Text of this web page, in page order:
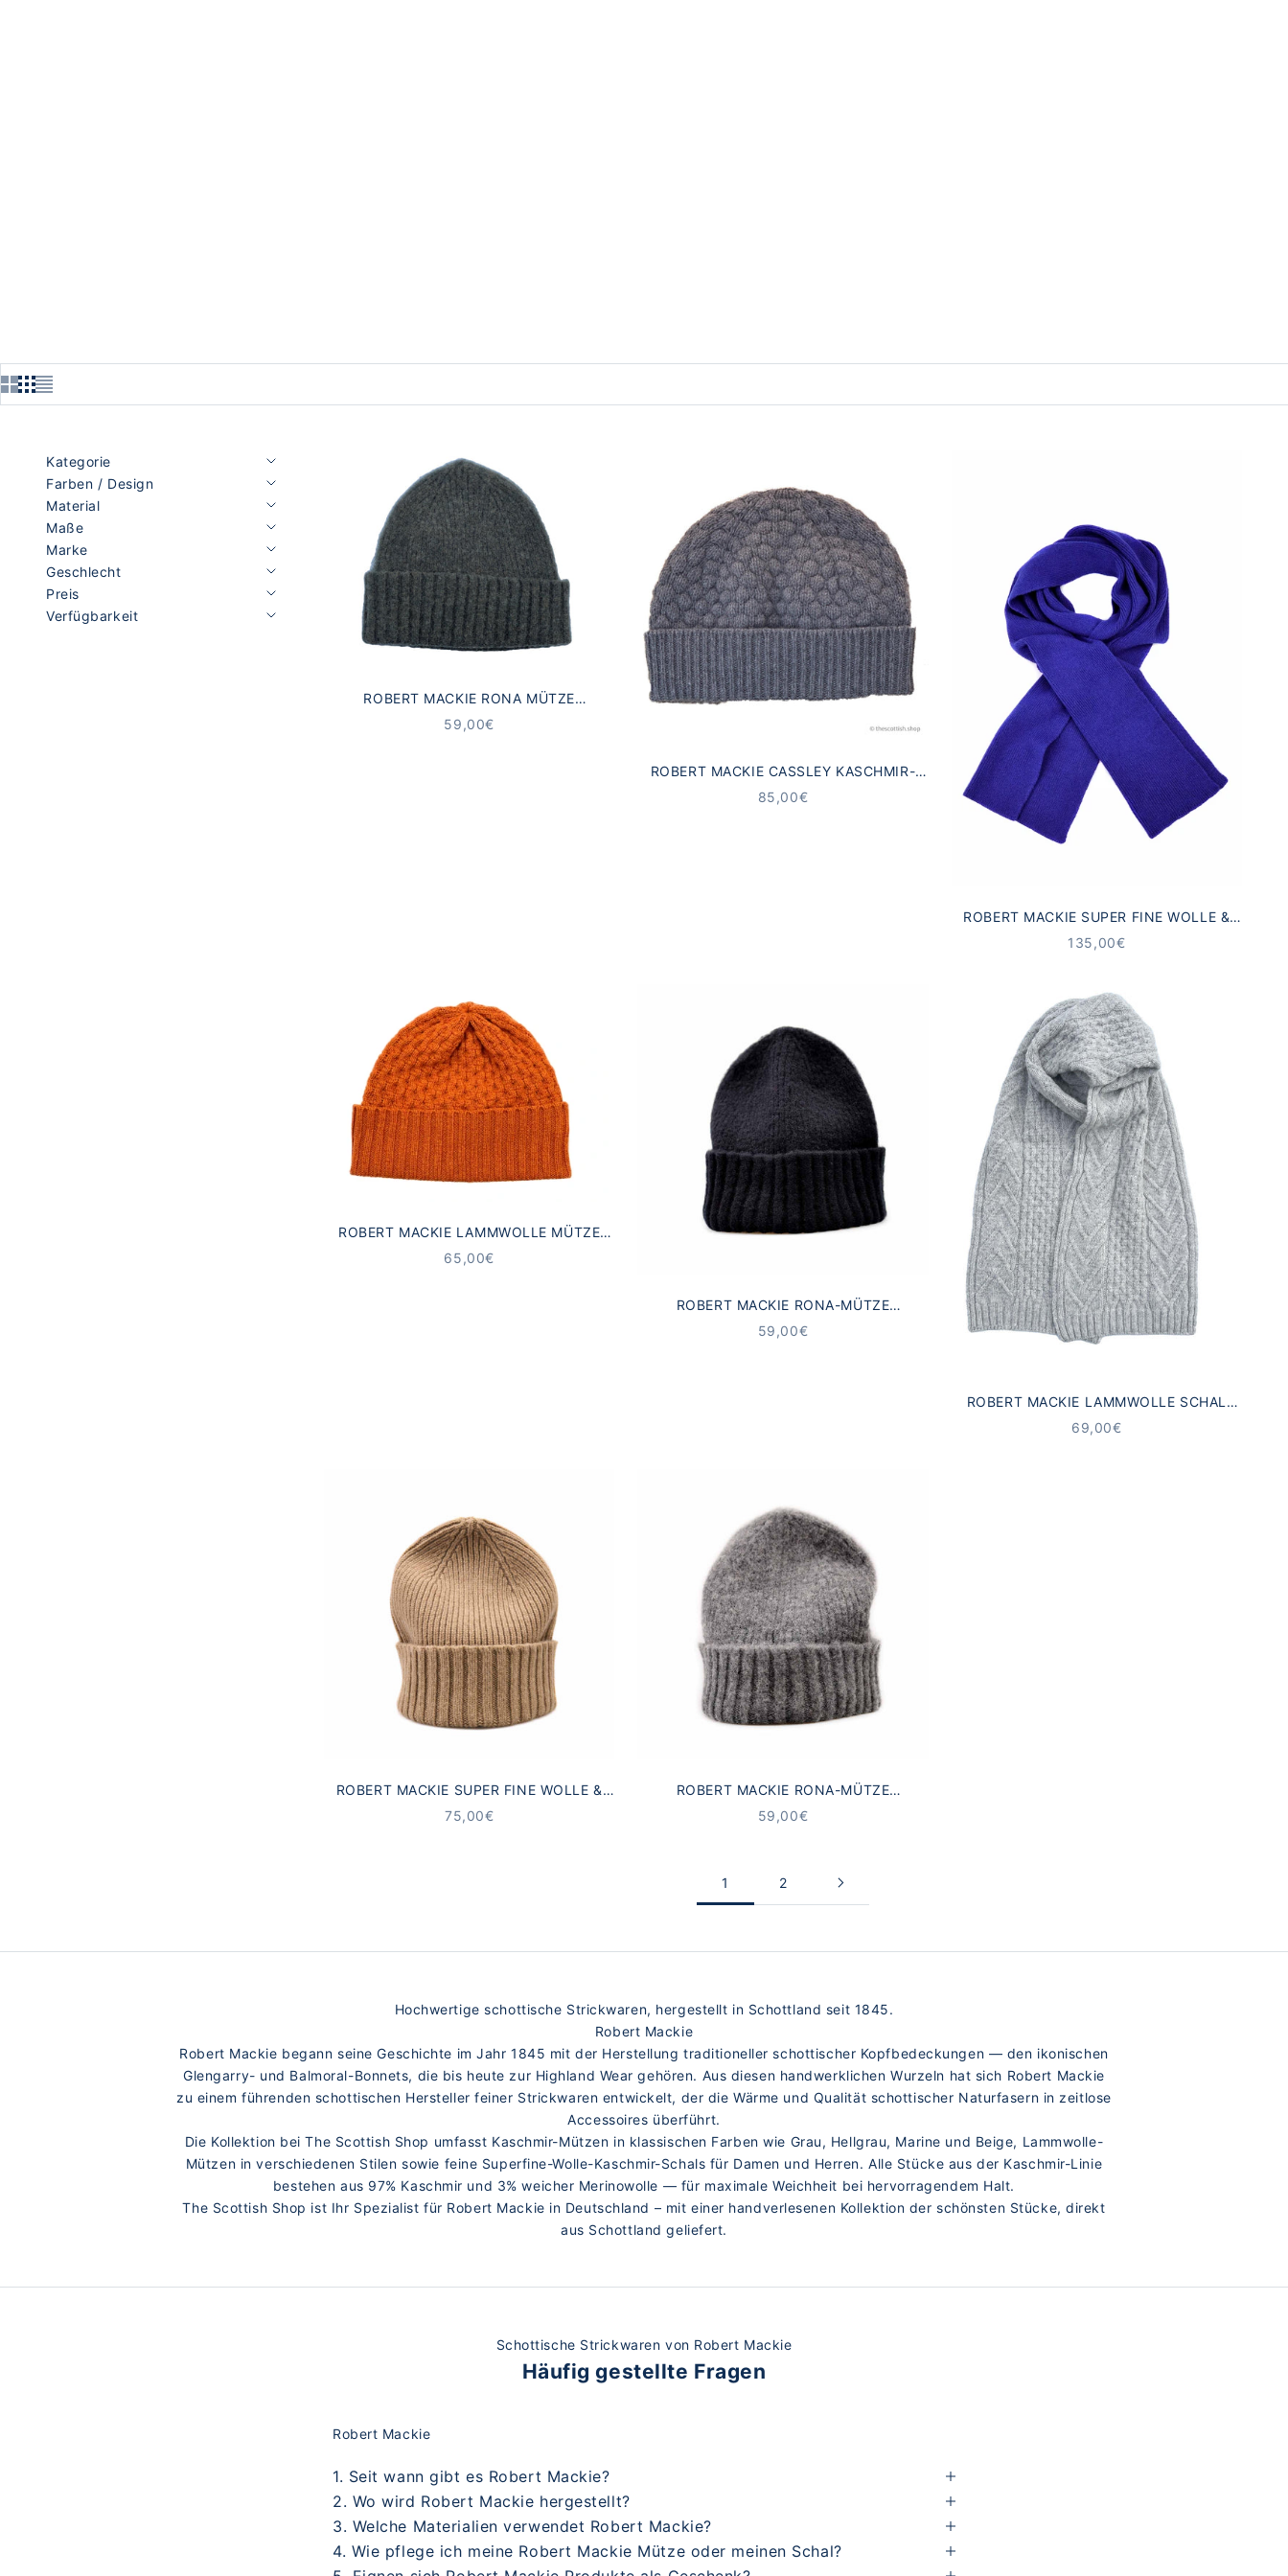
Kategorie
Farben / Design
Material
Maße
Marke
Geschlecht
Preis
Verfügbarkeit
ROBERT MACKIE RONA MÜTZE
SCHURWOLLE GRÜN
ANGEBOT
59,00€
ROBERT MACKIE CASSLEY KASCHMIR-
MÜTZE GRAU
ANGEBOT
85,00€
ROBERT MACKIE SUPER FINE WOLLE &
KASCHMIR SCHAL BLAU
ANGEBOT
135,00€
ROBERT MACKIE LAMMWOLLE MÜTZE
ESK
ANGEBOT
65,00€
ROBERT MACKIE RONA-MÜTZE
SCHURWOLLE SCHWARZ
ANGEBOT
59,00€
ROBERT MACKIE LAMMWOLLE SCHAL
ESK
ANGEBOT
69,00€
ROBERT MACKIE SUPER FINE WOLLE &
KASCHMIR MÜTZE BEIGE
ANGEBOT
75,00€
ROBERT MACKIE RONA-MÜTZE
SCHURWOLLE GRAU
ANGEBOT
59,00€
1 2
Hochwertige schottische Strickwaren, hergestellt in Schottland seit 1845.
Robert Mackie
Robert Mackie begann seine Geschichte im Jahr 1845 mit der Herstellung traditioneller schottischer Kopfbedeckungen — den ikonischen
Glengarry- und Balmoral-Bonnets, die bis heute zur Highland Wear gehören. Aus diesen handwerklichen Wurzeln hat sich Robert Mackie
zu einem führenden schottischen Hersteller feiner Strickwaren entwickelt, der die Wärme und Qualität schottischer Naturfasern in zeitlose
Accessoires überführt.
Die Kollektion bei The Scottish Shop umfasst Kaschmir-Mützen in klassischen Farben wie Grau, Hellgrau, Marine und Beige, Lammwolle-
Mützen in verschiedenen Stilen sowie feine Superfine-Wolle-Kaschmir-Schals für Damen und Herren. Alle Stücke aus der Kaschmir-Linie
bestehen aus 97% Kaschmir und 3% weicher Merinowolle — für maximale Weichheit bei hervorragendem Halt.
The Scottish Shop ist Ihr Spezialist für Robert Mackie in Deutschland – mit einer handverlesenen Kollektion der schönsten Stücke, direkt
aus Schottland geliefert.
Schottische Strickwaren von Robert Mackie
Häufig gestellte Fragen
Robert Mackie
1. Seit wann gibt es Robert Mackie?
2. Wo wird Robert Mackie hergestellt?
3. Welche Materialien verwendet Robert Mackie?
4. Wie pflege ich meine Robert Mackie Mütze oder meinen Schal?